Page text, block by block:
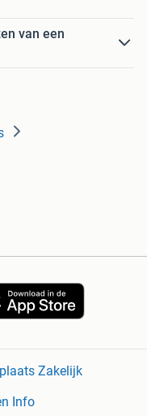
van een
Zakelijk
Info